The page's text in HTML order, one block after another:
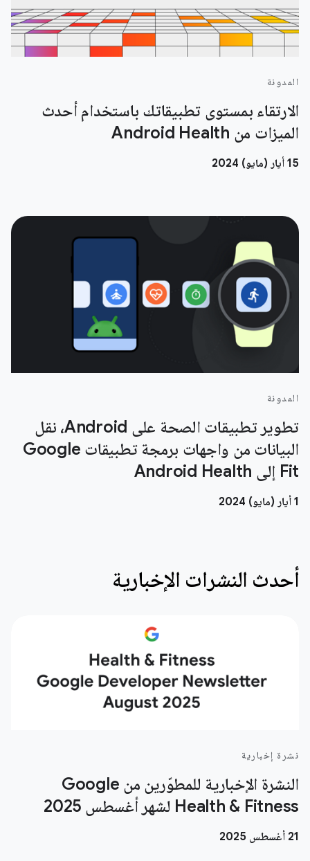
المدونة
الارتقاء بمستوى تطبيقاتك باستخدام أحدث
الميزات من Android Health
‫15 أيار (مايو) 2024
المدونة
تطوير تطبيقات الصحة على Android، نقل
البيانات من واجهات برمجة تطبيقات Google
Fit إلى Android Health
‫1 أيار (مايو) 2024
أحدث النشرات الإخبارية
نشرة إخبارية
النشرة الإخبارية للمطوّرين من Google
Health & Fitness لشهر أغسطس 2025
‫21 أغسطس 2025